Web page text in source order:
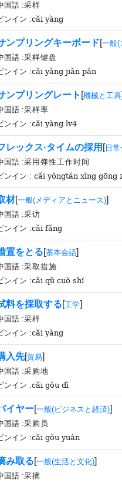
国語 :采样
ンイン :cǎi yàng
ンプリングキーボード[一般(
国語 :采样键盘
ンイン :cǎi yàng jiàn pán
ンプリングレート [機械と工具]
国語 :采样率
ンイン :cǎi yàng lv4
レックス·タイムの採用 [ 日
国語 :采用弹性工作时间
ンイン : cǎi yòngtán xìng gōng
材[一般(メディアとニュース)]
国語 :采访
ンイン :cǎi fǎng
置をとる[基本会話]
国語 :采取措施
ンイン :cǎi qǔ cuò shī
料を採取する[工学]
国語 :采样
ンイン :cǎi yàng
入先[貿易]
国語 :采购地
ンイン :cǎi gòu dì
イヤー[一般(ビジネスと経済)]
国語 :采购员
ンイン :cǎi gòu yuán
み取る[一般(生活と文化)]
国語 :采摘